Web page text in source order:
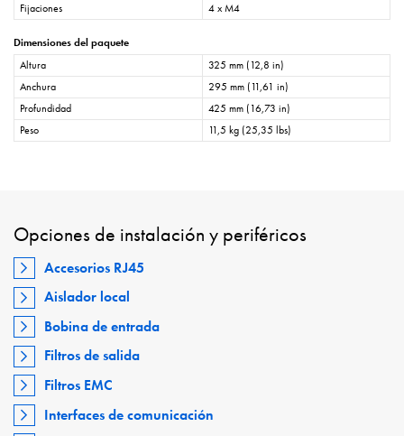
Fijaciones
4 x M4
Dimensiones del paquete
Altura
325 mm (12,8 in)
Anchura
295 mm (11,61 in)
Profundidad
425 mm (16,73 in)
Peso
11,5 kg (25,35 lbs)
Opciones de instalación y periféricos
Accesorios RJ45
Aislador local
Bobina de entrada
Filtros de salida
Filtros EMC
Interfaces de comunicación